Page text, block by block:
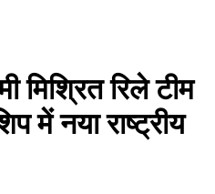
मिश्रित रिले टीम
में नया राष्ट्रीय